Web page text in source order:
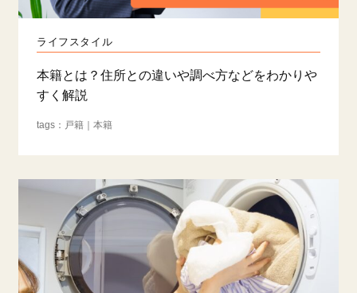
ライフスタイル
本籍とは？住所との違いや調べ方などをわかりや
すく解説
戸籍 本籍